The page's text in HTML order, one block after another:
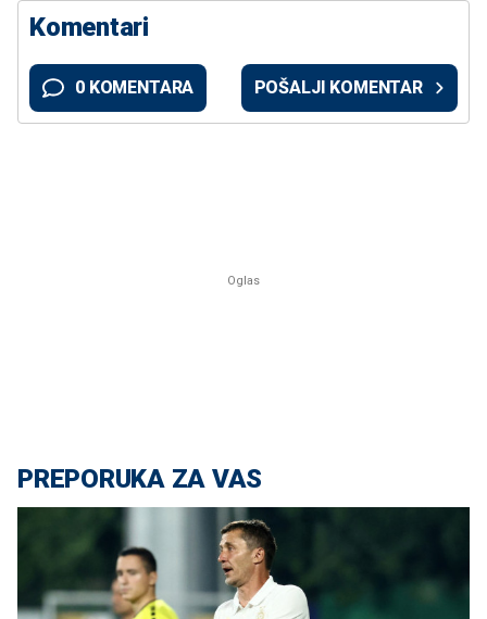
Komentari
0 KOMENTARA POŠALJI KOMENTAR
PREPORUKA ZA VAS